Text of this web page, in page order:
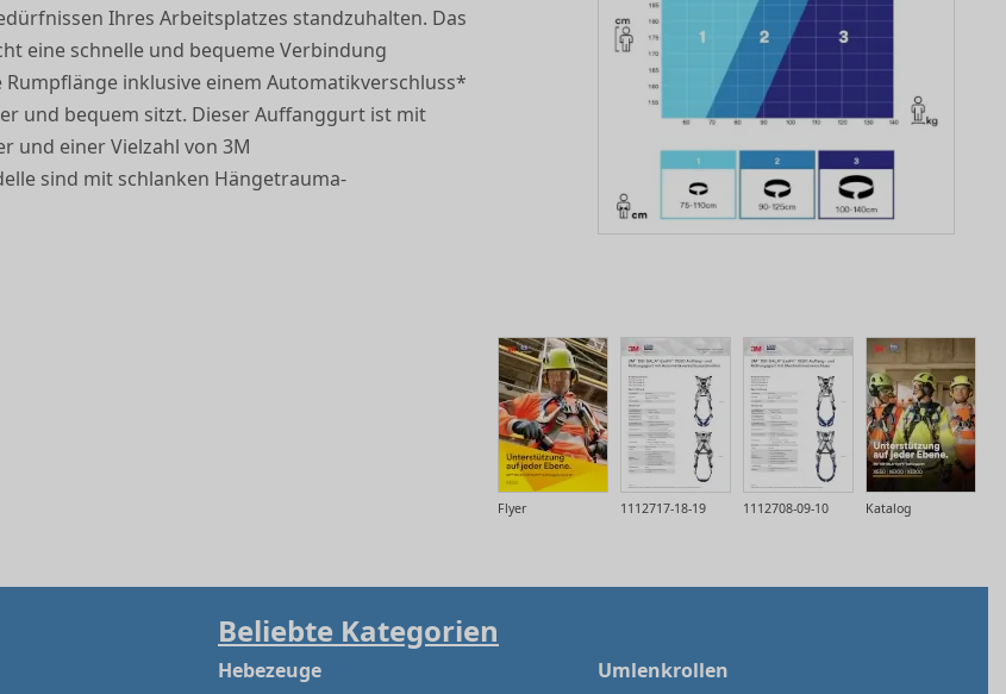
Ihres Arbeitsplatzes standzuhalten. Das
eine schnelle und bequeme Verbindung
inklusive einem Automatikverschluss*
und bequem sitzt. Dieser Auffanggurt ist mit
und einer Vielzahl von 3M
sind mit schlanken Hängetrauma-
Katalog
1112708-09-10
1112717-18-19
Flyer
Beliebte Kategorien
Hebezeuge
Umlenkrollen